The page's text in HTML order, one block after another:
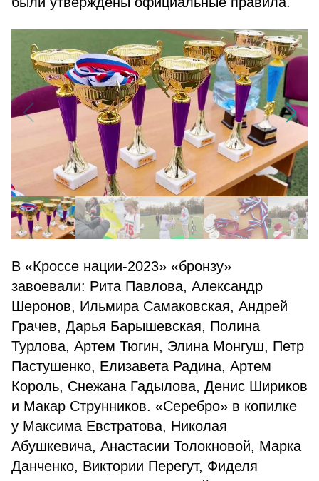
В «Кроссе нации-2023» «бронзу»
завоевали: Рита Павлова, Александр
Шеронов, Ильмира Самаковская, Андрей
Грачев, Дарья Барышевская, Полина
Турлова, Артем Тюгин, Элина Монгуш, Петр
Пастушенко, Елизавета Радина, Артем
Король, Снежана Гадылова, Денис Шириков
и Макар Струнников. «Серебро» в копилке
у Максима Евстратова, Николая
Абушкевича, Анастасии Толокновой, Марка
Данченко, Виктории Перегут, Фиделя